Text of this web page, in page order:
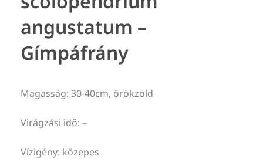
angustatum –
Gímpáfrány
Magasság: 30-40cm, örökzöld
Virágzási idő: –
Vízigény: közepes